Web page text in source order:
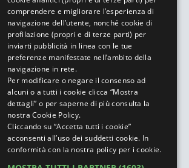
comprendere e migliorare l’esperienza di
navigazione dell’utente, nonché cookie di
profilazione (propri e di terze parti) per
inviarti pubblicità in linea con le tue
preferenze manifestate nell’ambito della
navigazione in rete.
Per modificare o negare il consenso ad
alcuni o a tutti i cookie clicca “Mostra
dettagli” o per saperne di più consulta la
nostra Cookie Policy.
Cliccando su “Accetta tutti i cookie”
acconsenti all’uso dei suddetti cookie. In
conformità con la nostra policy per i cookie.